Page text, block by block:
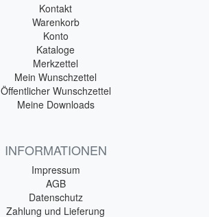
Kontakt
Warenkorb
Konto
Kataloge
Merkzettel
Mein Wunschzettel
Öffentlicher Wunschzettel
Meine Downloads
INFORMATIONEN
Impressum
AGB
Datenschutz
Zahlung und Lieferung